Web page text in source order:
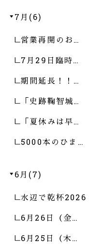
7月(6)
営業再開のお…
7月29日臨時…
期間延長！！…
「史跡鞠智城…
「夏休みは早…
5000本のひま…
6月(7)
水辺で乾杯2026
6月26日（金…
6月25日（木…